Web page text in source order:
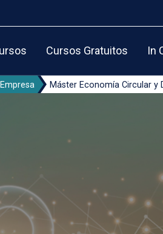
Cursos Gratuitos In
Máster Economía Circular y